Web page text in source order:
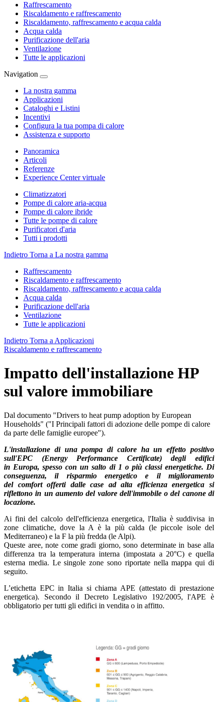
Raffrescamento
Riscaldamento e raffrescamento
Riscaldamento, raffrescamento e acqua calda
Acqua calda
Purificazione dell'aria
Ventilazione
Tutte le applicazioni
Navigation
La nostra gamma
Applicazioni
Cataloghi e Listini
Incentivi
Configura la tua pompa di calore
Assistenza e supporto
Panoramica
Articoli
Referenze
Experience Center virtuale
Climatizzatori
Pompe di calore aria-acqua
Pompe di calore ibride
Tutte le pompe di calore
Purificatori d'aria
Tutti i prodotti
Indietro Torna a La nostra gamma
Raffrescamento
Riscaldamento e raffrescamento
Riscaldamento, raffrescamento e acqua calda
Acqua calda
Purificazione dell'aria
Ventilazione
Tutte le applicazioni
Indietro Torna a Applicazioni
Riscaldamento e raffrescamento
Impatto dell'installazione HP
sul valore immobiliare
Dal documento "Drivers to heat pump adoption by European
Households" ("I Principali fattori di adozione delle pompe di calore
da parte delle famiglie europee").
L'installazione di una pompa di calore ha un effetto positivo
sull'EPC (Energy Performance Certificate) degli edifici
in Europa, spesso con un salto di 1 o più classi energetiche. Di
conseguenza, il risparmio energetico e il miglioramento
del comfort offerti dalle case ad alta efficienza energetica si
riflettono in un aumento del valore dell'immobile o del canone di
locazione.
Ai fini del calcolo dell'efficienza energetica, l'Italia è suddivisa in
zone climatiche, dove la A è la più calda (le piccole isole del
Mediterraneo) e la F la più fredda (le Alpi).
Queste aree, note come gradi giorno, sono determinate in base alla
differenza tra la temperatura interna (impostata a 20°C) e quella
esterna media. Le singole zone sono riportate nella mappa qui di
seguito.
L’etichetta EPC in Italia si chiama APE (attestato di prestazione
energetica). Secondo il Decreto Legislativo 192/2005, l'APE è
obbligatorio per tutti gli edifici in vendita o in affitto.